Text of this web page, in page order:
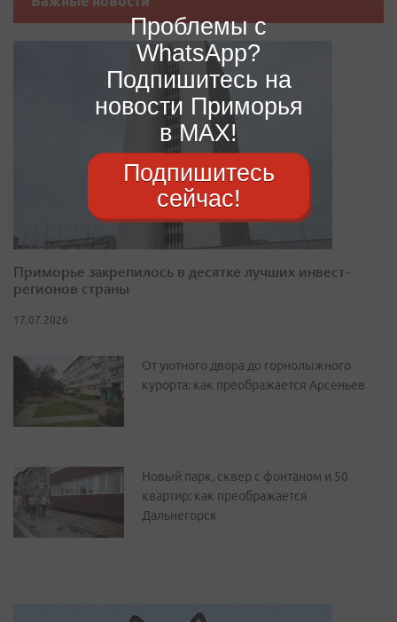
Приморье закрепилось в десятке лучших инвест-
регионов страны
17.07.2026
От уютного двора до горнолыжного
курорта: как преображается Арсеньев
Новый парк, сквер с фонтаном и 50
квартир: как преображается
Дальнегорск
Проблемы с
WhatsApp?
Подпишитесь на
новости Приморья
в MAX!
Подпишитесь
сейчас!